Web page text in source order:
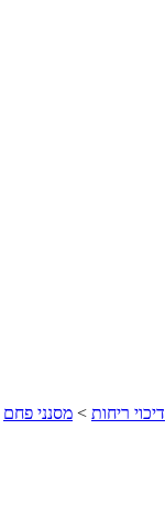
דיכוי ריחות > מסנני פחם